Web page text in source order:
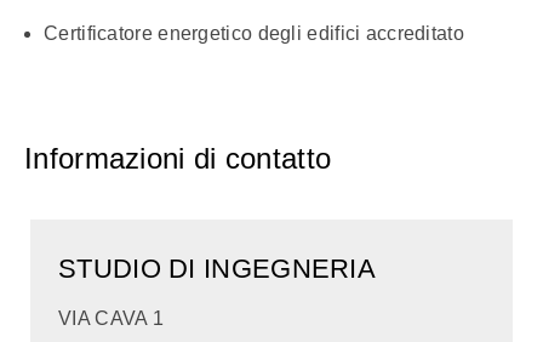
Certificatore energetico degli edifici accreditato
Informazioni di contatto
STUDIO DI INGEGNERIA
VIA CAVA 1